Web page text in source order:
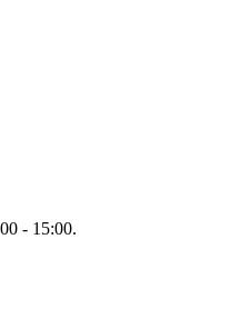
- 15:00.